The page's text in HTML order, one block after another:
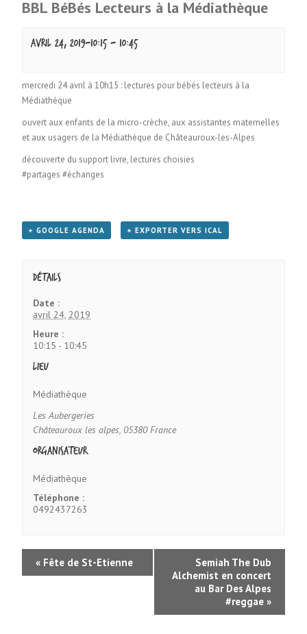
BBL BéBés Lecteurs à la Médiathèque
avril 24, 2019-10:15- 10:45
mercredi 24 avril à 10h15 : lectures pour bébés lecteurs à la
Médiathèque
ouvert aux enfants de la micro-crèche, aux assistantes maternelles
et aux usagers de la Médiathèque de Châteauroux-les-Alpes
découverte du support livre, lectures choisies
#partages #échanges
+ GOOGLE AGENDA + EXPORTER VERS ICAL
Détails
Date :
avril 24, 2019
Heure :
10:15 - 10:45
Lieu
Médiathèque
Les Aubergeries
Châteauroux les alpes, 05380 France
Organisateur
Médiathèque
Téléphone :
0492437263
« Fête de St-Etienne
Semiah The Dub
Alchemist en concert
au Bar Des Alpes
#reggae »